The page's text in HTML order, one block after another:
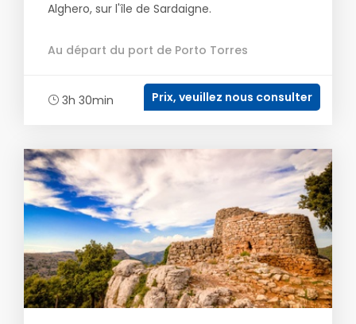
Alghero, sur l'île de Sardaigne.
Au départ du port de Porto Torres
3h 30min Prix, veuillez nous consulter